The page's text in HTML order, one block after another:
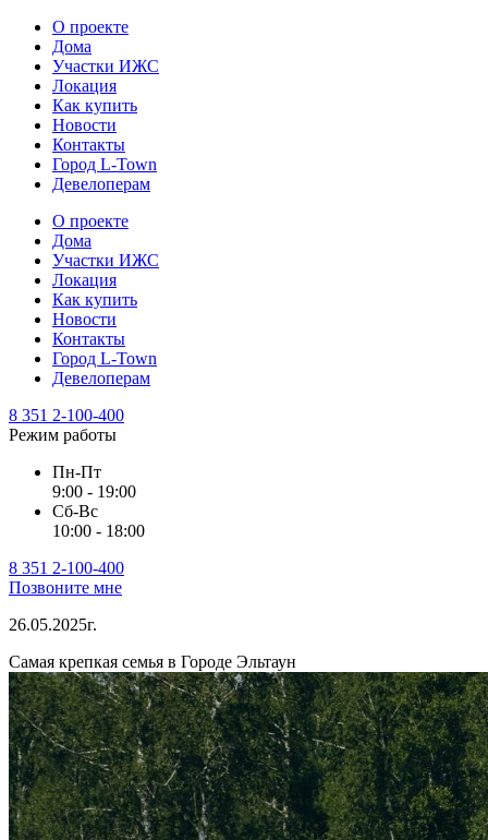
О проекте
Дома
Участки ИЖС
Локация
Как купить
Новости
Контакты
Город L-Town
Девелоперам
О проекте
Дома
Участки ИЖС
Локация
Как купить
Новости
Контакты
Город L-Town
Девелоперам
8 351 2-100-400
Режим работы
Пн-Пт
9:00 - 19:00
Сб-Вс
10:00 - 18:00
8 351 2-100-400
Позвоните мне
26.05.2025г.
Самая крепкая семья в Городе Эльтаун